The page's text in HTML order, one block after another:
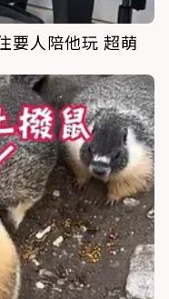
要人陪他玩 超萌